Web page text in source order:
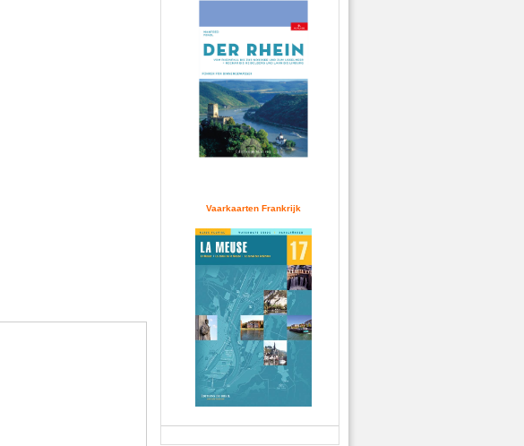
Vaarkaarten Frankrijk